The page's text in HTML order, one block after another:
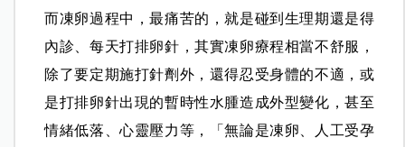
而凍卵過程中，最痛苦的，就是碰到生理期還是得
內診、每天打排卵針，其實凍卵療程相當不舒服，
除了要定期施打針劑外，還得忍受身體的不適，或
是打排卵針出現的暫時性水腫造成外型變化，甚至
情緒低落、心靈壓力等，「無論是凍卵、人工受孕